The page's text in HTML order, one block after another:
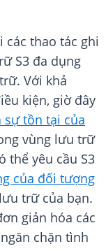
các thao tác ghi
S3 đa dụng
Với khả
kiện, giờ đây
sự tồn tại của
vùng lưu trữ
thể yêu cầu S3
của đối tượng
trữ của bạn.
giản hóa các
chặn tình